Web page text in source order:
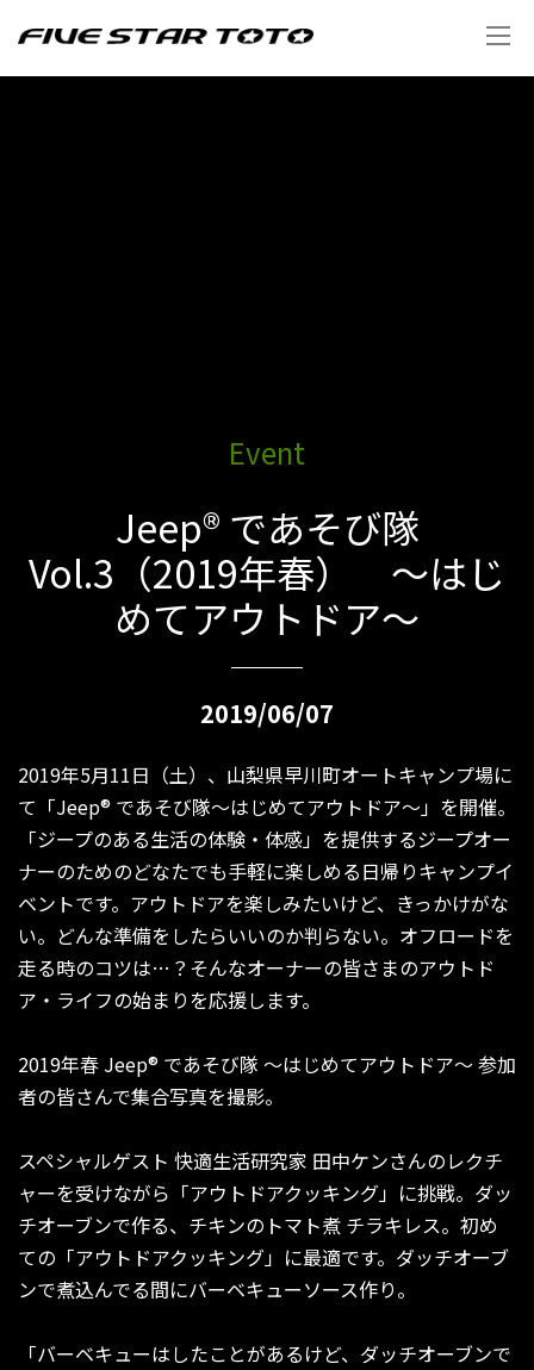
Event
Jeep® であそび隊
Vol.3（2019年春） 〜はじ
めてアウトドア〜
2019/06/07
2019年5月11日（土）、山梨県早川町オートキャンプ場に
て「Jeep® であそび隊～はじめてアウトドア～」を開催。
「ジープのある生活の体験・体感」を提供するジープオー
ナーのためのどなたでも手軽に楽しめる日帰りキャンプイ
ベントです。アウトドアを楽しみたいけど、きっかけがな
い。どんな準備をしたらいいのか判らない。オフロードを
走る時のコツは…？そんなオーナーの皆さまのアウトド
ア・ライフの始まりを応援します。
2019年春 Jeep® であそび隊 ～はじめてアウトドア～ 参加
者の皆さんで集合写真を撮影。
スペシャルゲスト 快適生活研究家 田中ケンさんのレクチ
ャーを受けながら「アウトドアクッキング」に挑戦。ダッ
チオーブンで作る、チキンのトマト煮 チラキレス。初め
ての「アウトドアクッキング」に最適です。ダッチオーブ
ンで煮込んでる間にバーベキューソース作り。
「バーベキューはしたことがあるけど、ダッチオーブンで